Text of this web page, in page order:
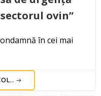
ovin”
în cei mai